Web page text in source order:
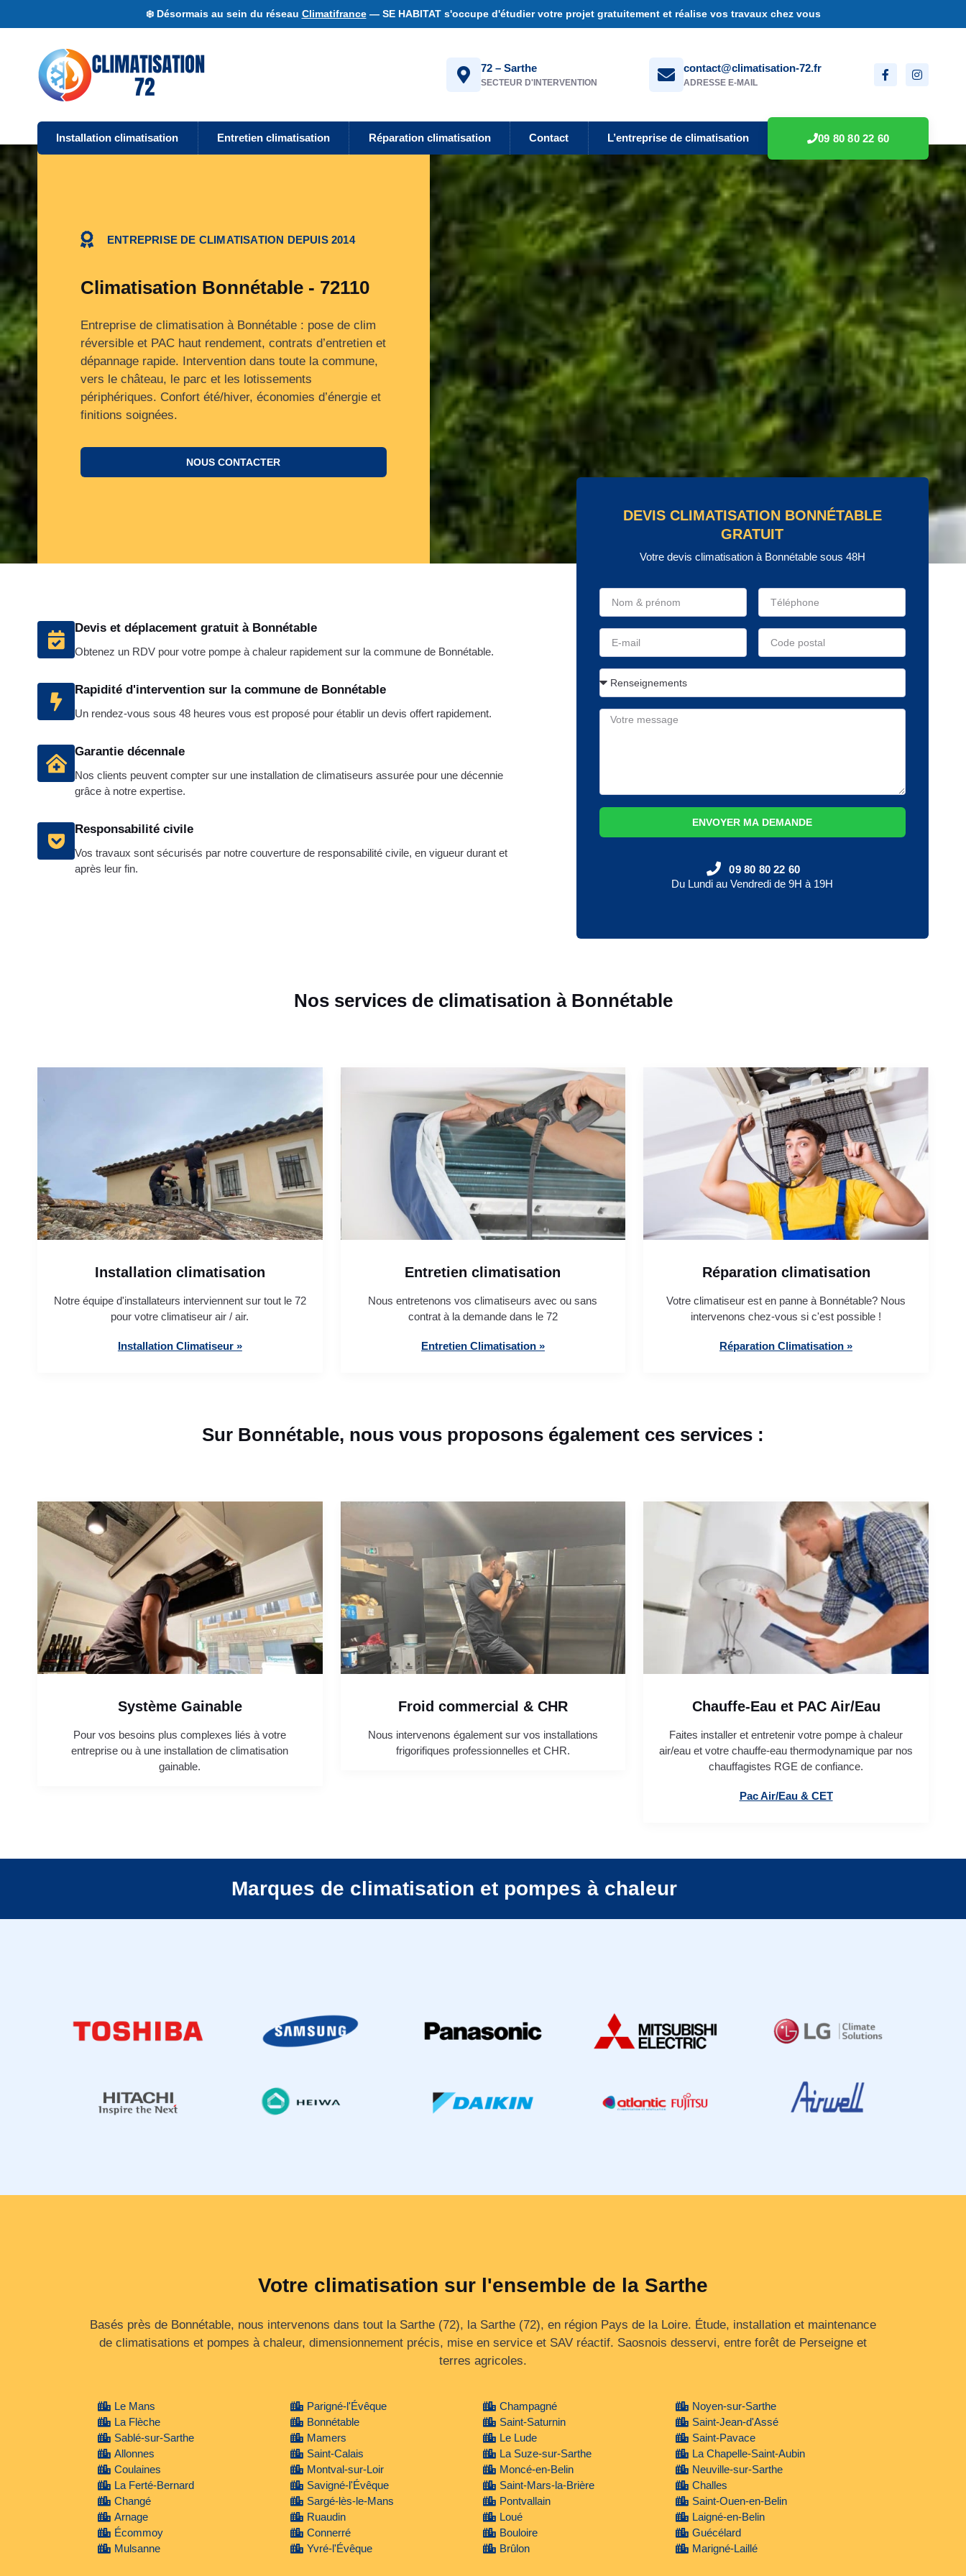
❄️ Désormais au sein du réseau Climatifrance— SE HABITAT s'occupe d'étudier votre projet gratuitement et réalise vos travaux chez vous
72 – Sarthe
SECTEUR D'INTERVENTION
contact@climatisation-72.fr
ADRESSE E-MAIL
Installation climatisation Entretien climatisation Réparation climatisation Contact L’entreprise de climatisation 09 80 80 22 60
ENTREPRISE DE CLIMATISATION DEPUIS 2014
Climatisation Bonnétable - 72110
Entreprise de climatisation à Bonnétable : pose de clim
réversible et PAC haut rendement, contrats d’entretien et
dépannage rapide. Intervention dans toute la commune,
vers le château, le parc et les lotissements
périphériques. Confort été/hiver, économies d’énergie et
finitions soignées.
NOUS CONTACTER
Devis et déplacement gratuit à Bonnétable
Obtenez un RDV pour votre pompe à chaleur rapidement sur la commune de Bonnétable.
Rapidité d'intervention sur la commune de Bonnétable
Un rendez-vous sous 48 heures vous est proposé pour établir un devis offert rapidement.
Garantie décennale
Nos clients peuvent compter sur une installation de climatiseurs assurée pour une décennie
grâce à notre expertise.
Responsabilité civile
Vos travaux sont sécurisés par notre couverture de responsabilité civile, en vigueur durant et
après leur fin.
DEVIS CLIMATISATION BONNÉTABLE
GRATUIT
Votre devis climatisation à Bonnétable sous 48H
ENVOYER MA DEMANDE
09 80 80 22 60
Du Lundi au Vendredi de 9H à 19H
Nos services de climatisation à Bonnétable
Installation climatisation
Notre équipe d'installateurs interviennent sur tout le 72
pour votre climatiseur air / air.
Installation Climatiseur »
Entretien climatisation
Nous entretenons vos climatiseurs avec ou sans
contrat à la demande dans le 72
Entretien Climatisation »
Réparation climatisation
Votre climatiseur est en panne à Bonnétable? Nous
intervenons chez-vous si c'est possible !
Réparation Climatisation »
Sur Bonnétable, nous vous proposons également ces services :
Système Gainable
Pour vos besoins plus complexes liés à votre
entreprise ou à une installation de climatisation
gainable.
Froid commercial & CHR
Nous intervenons également sur vos installations
frigorifiques professionnelles et CHR.
Chauffe-Eau et PAC Air/Eau
Faites installer et entretenir votre pompe à chaleur
air/eau et votre chauffe-eau thermodynamique par nos
chauffagistes RGE de confiance.
Pac Air/Eau & CET
Marques de climatisation et pompes à chaleur
Votre climatisation sur l'ensemble de la Sarthe
Basés près de Bonnétable, nous intervenons dans tout la Sarthe (72), la Sarthe (72), en région Pays de la Loire. Étude, installation et maintenance
de climatisations et pompes à chaleur, dimensionnement précis, mise en service et SAV réactif. Saosnois desservi, entre forêt de Perseigne et
terres agricoles.
Le Mans
La Flèche
Sablé-sur-Sarthe
Allonnes
Coulaines
La Ferté-Bernard
Changé
Arnage
Écommoy
Mulsanne
Parigné-l'Évêque
Bonnétable
Mamers
Saint-Calais
Montval-sur-Loir
Savigné-l'Évêque
Sargé-lès-le-Mans
Ruaudin
Connerré
Yvré-l'Évêque
Champagné
Saint-Saturnin
Le Lude
La Suze-sur-Sarthe
Moncé-en-Belin
Saint-Mars-la-Brière
Pontvallain
Loué
Bouloire
Brûlon
Noyen-sur-Sarthe
Saint-Jean-d'Assé
Saint-Pavace
La Chapelle-Saint-Aubin
Neuville-sur-Sarthe
Challes
Saint-Ouen-en-Belin
Laigné-en-Belin
Guécélard
Marigné-Laillé